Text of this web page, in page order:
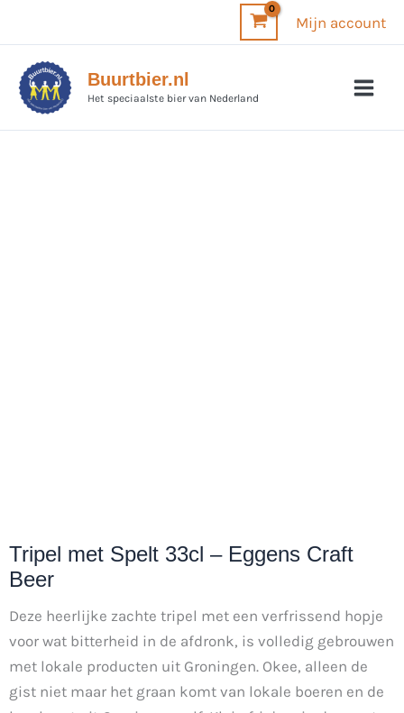
inhoud
Mijn account
Buurtbier.nl
Het speciaalste bier van Nederland
Tripel met Spelt 33cl – Eggens Craft
Beer
Deze heerlijke zachte tripel met een verfrissend hopje
voor wat bitterheid in de afdronk, is volledig gebrouwen
met lokale producten uit Groningen. Okee, alleen de
gist niet maar het graan komt van lokale boeren en de